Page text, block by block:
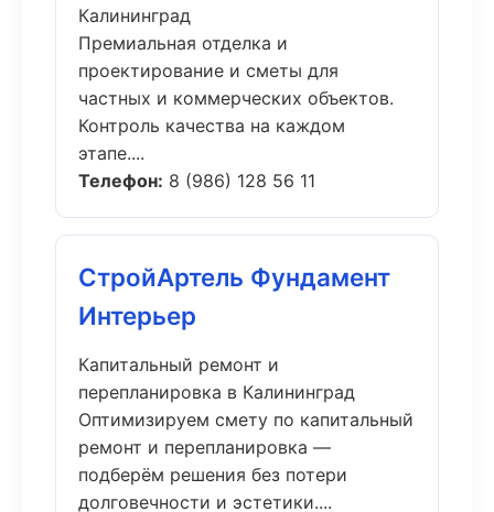
Калининград
Премиальная отделка и
проектирование и сметы для
частных и коммерческих объектов.
Контроль качества на каждом
этапе....
Телефон: 8 (986) 128 56 11
СтройАртель Фундамент
Интерьер
Капитальный ремонт и
перепланировка в Калининград
Оптимизируем смету по капитальный
ремонт и перепланировка —
подберём решения без потери
долговечности и эстетики....